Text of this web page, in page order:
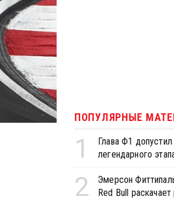
ПОПУЛЯРНЫЕ
1
Глава Ф1
легендарного
2
Эмерсон
Red Bull